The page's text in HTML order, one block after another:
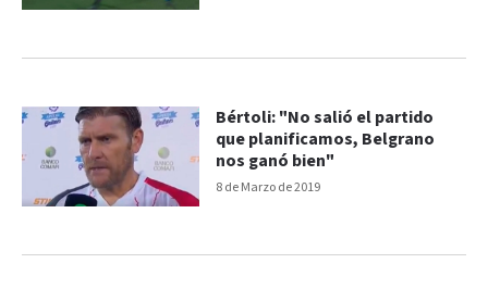
8 de Marzo de 2019
Bértoli: "No salió el partido
que planificamos, Belgrano
nos ganó bien"